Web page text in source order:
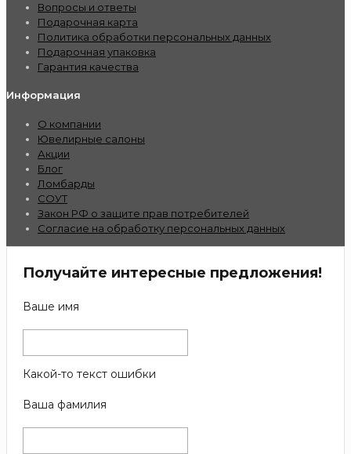
Вопросы и ответы
Подарочная карта
Политика обработки персональных данных
Подарочная упаковка
Гарантия качества
Информация
О компании
Ювелирные салоны
Акции
Блог
Ломбарды
СОУТ
Закон РФ о защите прав потребителей
Согласие на обработку персональных данных
Получайте интересные предложения!
Ваше имя
Какой-то текст ошибки
Ваша фамилия